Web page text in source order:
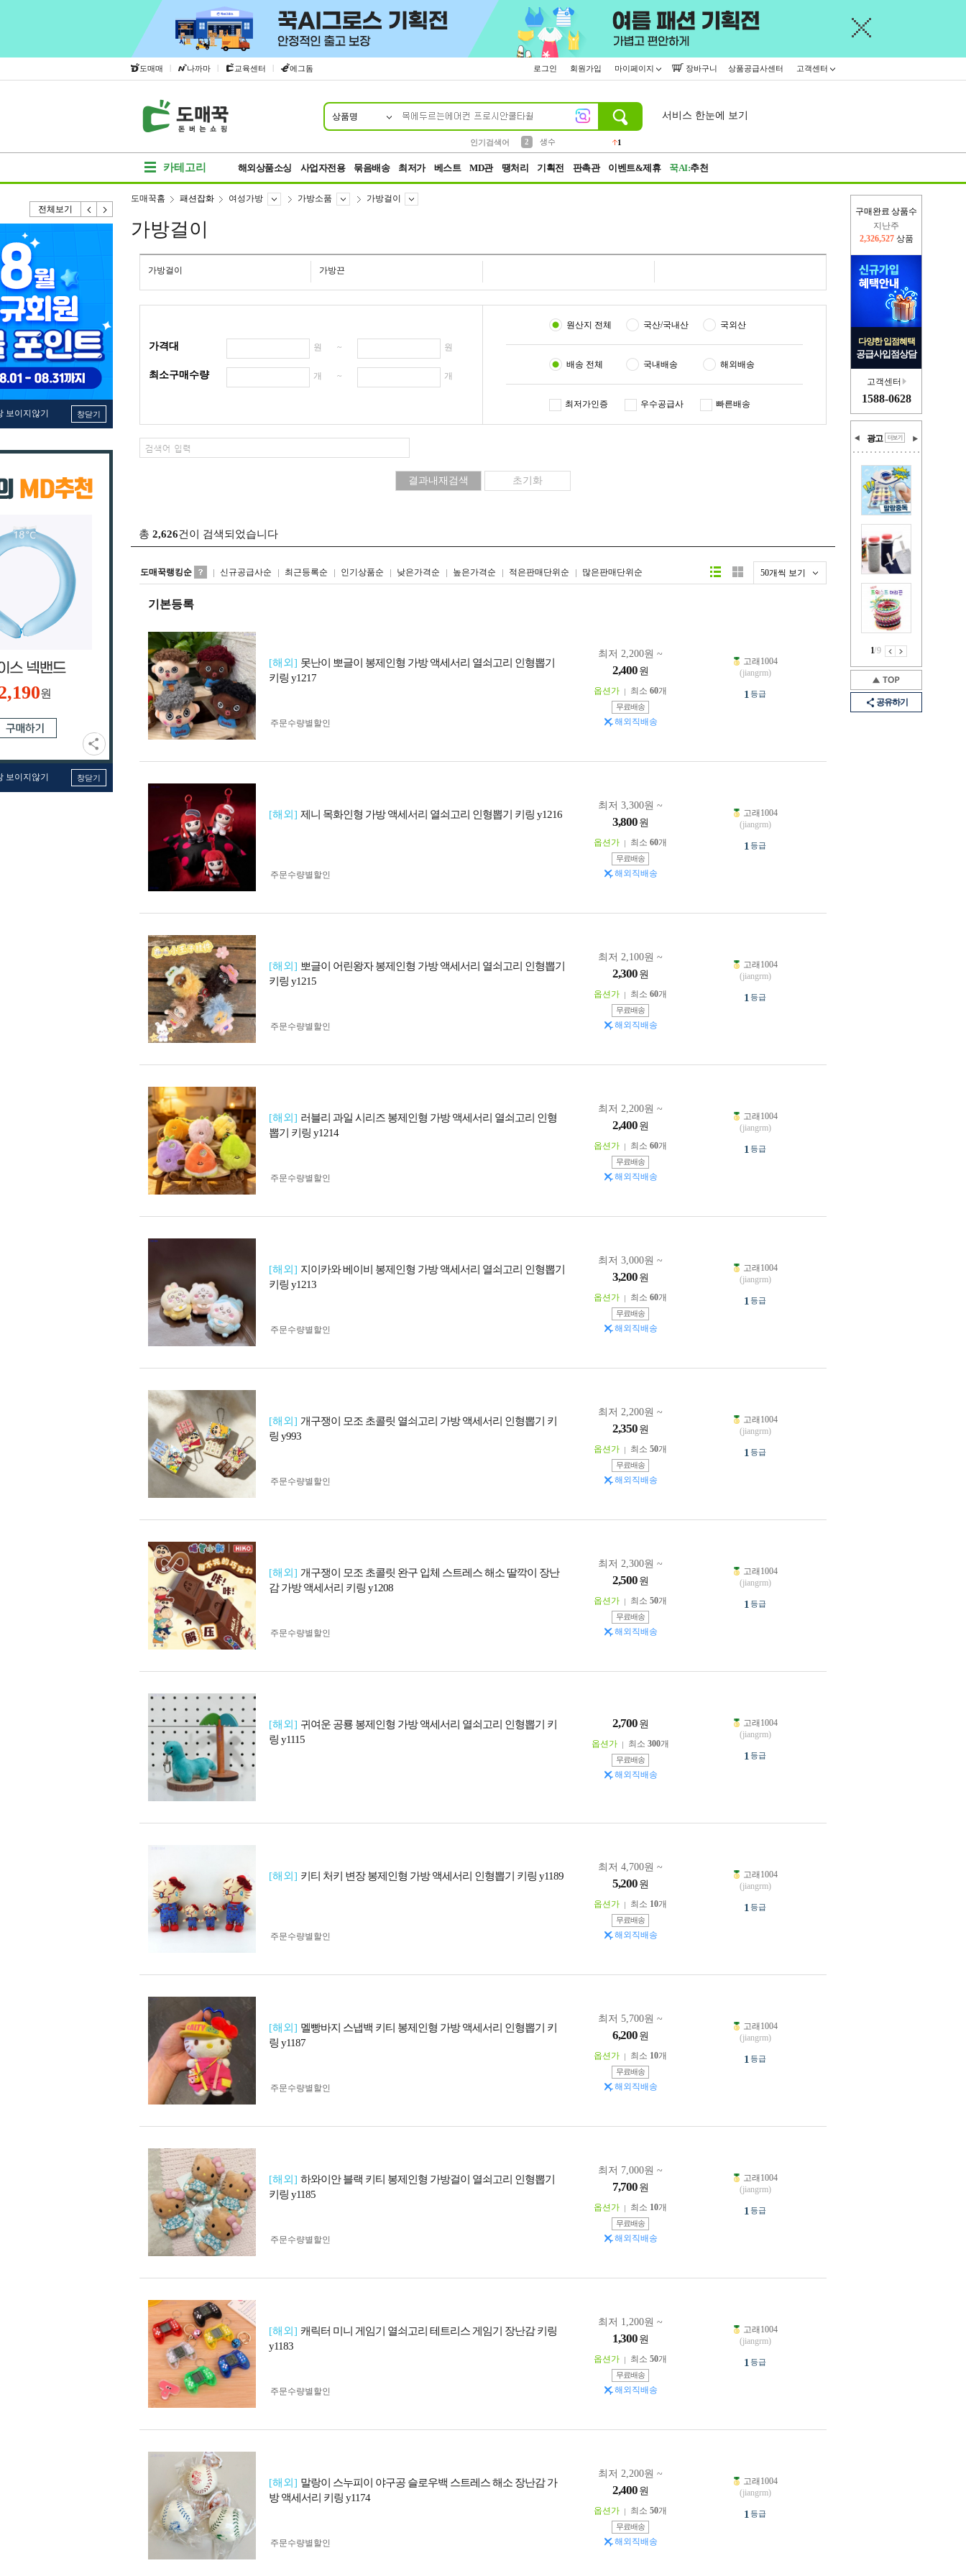
도매매 | 나까마 | 교육센터 | 에그돔 로그인 회원가입 마이페이지 장바구니 상품공급사센터 고객센터
상품명
인기검색어
2
생수
1
서비스 한눈에 보기
카테고리 해외상품소싱 사업자전용 묶음배송 최저가 베스트 MD관 땡처리 기획전 판촉관 이벤트&제휴 꾹AI:추천
전체보기
보이지않기 창닫기
원
보이지않기 창닫기
구매완료 상품수
이번주
2,394,107 상품
다양한 입점혜택
공급사입점상담
고객센터
1588-0628
광고
1/9
공유하기
도매꾹홈 패션잡화 여성가방 가방소품 가방걸이
가방걸이
가방걸이 가방끈
가격대 원 ~ 원
최소구매수량 개 ~ 개
원산지 전체 국산/국내산 국외산
배송 전체 국내배송 해외배송
최저가인증 우수공급사 빠른배송
총 2,626건이 검색되었습니다
도매꾹랭킹순 신규공급사순 최근등록순 인기상품순 낮은가격순 높은가격순 적은판매단위순 많은판매단위순 50개씩 보기
리스트형갤러리형
기본등록
[해외] 못난이 뽀글이 봉제인형 가방 액세서리 열쇠고리 인형뽑기
키링 y1217
최저 2,200원 ~
2,400 원
옵션가 최소 60개
무료배송
해외직배송
주문수량별할인
고래1004
(jiangrm)
1 등급
[해외] 제니 목화인형 가방 액세서리 열쇠고리 인형뽑기 키링 y1216
최저 3,300원 ~
3,800 원
옵션가 최소 60개
무료배송
해외직배송
주문수량별할인
고래1004
(jiangrm)
1 등급
[해외] 뽀글이 어린왕자 봉제인형 가방 액세서리 열쇠고리 인형뽑기
키링 y1215
최저 2,100원 ~
2,300 원
옵션가 최소 60개
무료배송
해외직배송
주문수량별할인
고래1004
(jiangrm)
1 등급
[해외] 러블리 과일 시리즈 봉제인형 가방 액세서리 열쇠고리 인형
뽑기 키링 y1214
최저 2,200원 ~
2,400 원
옵션가 최소 60개
무료배송
해외직배송
주문수량별할인
고래1004
(jiangrm)
1 등급
[해외] 지이카와 베이비 봉제인형 가방 액세서리 열쇠고리 인형뽑기
키링 y1213
최저 3,000원 ~
3,200 원
옵션가 최소 60개
무료배송
해외직배송
주문수량별할인
고래1004
(jiangrm)
1 등급
[해외] 개구쟁이 모조 초콜릿 열쇠고리 가방 액세서리 인형뽑기 키
링 y993
최저 2,200원 ~
2,350 원
옵션가 최소 50개
무료배송
해외직배송
주문수량별할인
고래1004
(jiangrm)
1 등급
[해외] 개구쟁이 모조 초콜릿 완구 입체 스트레스 해소 딸깍이 장난
감 가방 액세서리 키링 y1208
최저 2,300원 ~
2,500 원
옵션가 최소 50개
무료배송
해외직배송
주문수량별할인
고래1004
(jiangrm)
1 등급
[해외] 귀여운 공룡 봉제인형 가방 액세서리 열쇠고리 인형뽑기 키
링 y1115
2,700 원
옵션가 최소 300개
무료배송
해외직배송
고래1004
(jiangrm)
1 등급
[해외] 키티 처키 변장 봉제인형 가방 액세서리 인형뽑기 키링 y1189
최저 4,700원 ~
5,200 원
옵션가 최소 10개
무료배송
해외직배송
주문수량별할인
고래1004
(jiangrm)
1 등급
[해외] 멜빵바지 스냅백 키티 봉제인형 가방 액세서리 인형뽑기 키
링 y1187
최저 5,700원 ~
6,200 원
옵션가 최소 10개
무료배송
해외직배송
주문수량별할인
고래1004
(jiangrm)
1 등급
[해외] 하와이안 블랙 키티 봉제인형 가방걸이 열쇠고리 인형뽑기
키링 y1185
최저 7,000원 ~
7,700 원
옵션가 최소 10개
무료배송
해외직배송
주문수량별할인
고래1004
(jiangrm)
1 등급
[해외] 캐릭터 미니 게임기 열쇠고리 테트리스 게임기 장난감 키링
y1183
최저 1,200원 ~
1,300 원
옵션가 최소 50개
무료배송
해외직배송
주문수량별할인
고래1004
(jiangrm)
1 등급
[해외] 말랑이 스누피이 야구공 슬로우백 스트레스 해소 장난감 가
방 액세서리 키링 y1174
최저 2,200원 ~
2,400 원
옵션가 최소 50개
무료배송
해외직배송
주문수량별할인
고래1004
(jiangrm)
1 등급